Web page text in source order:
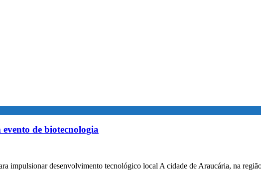
de biotecnologia
impulsionar desenvolvimento tecnológico local A cidade de Araucária, na